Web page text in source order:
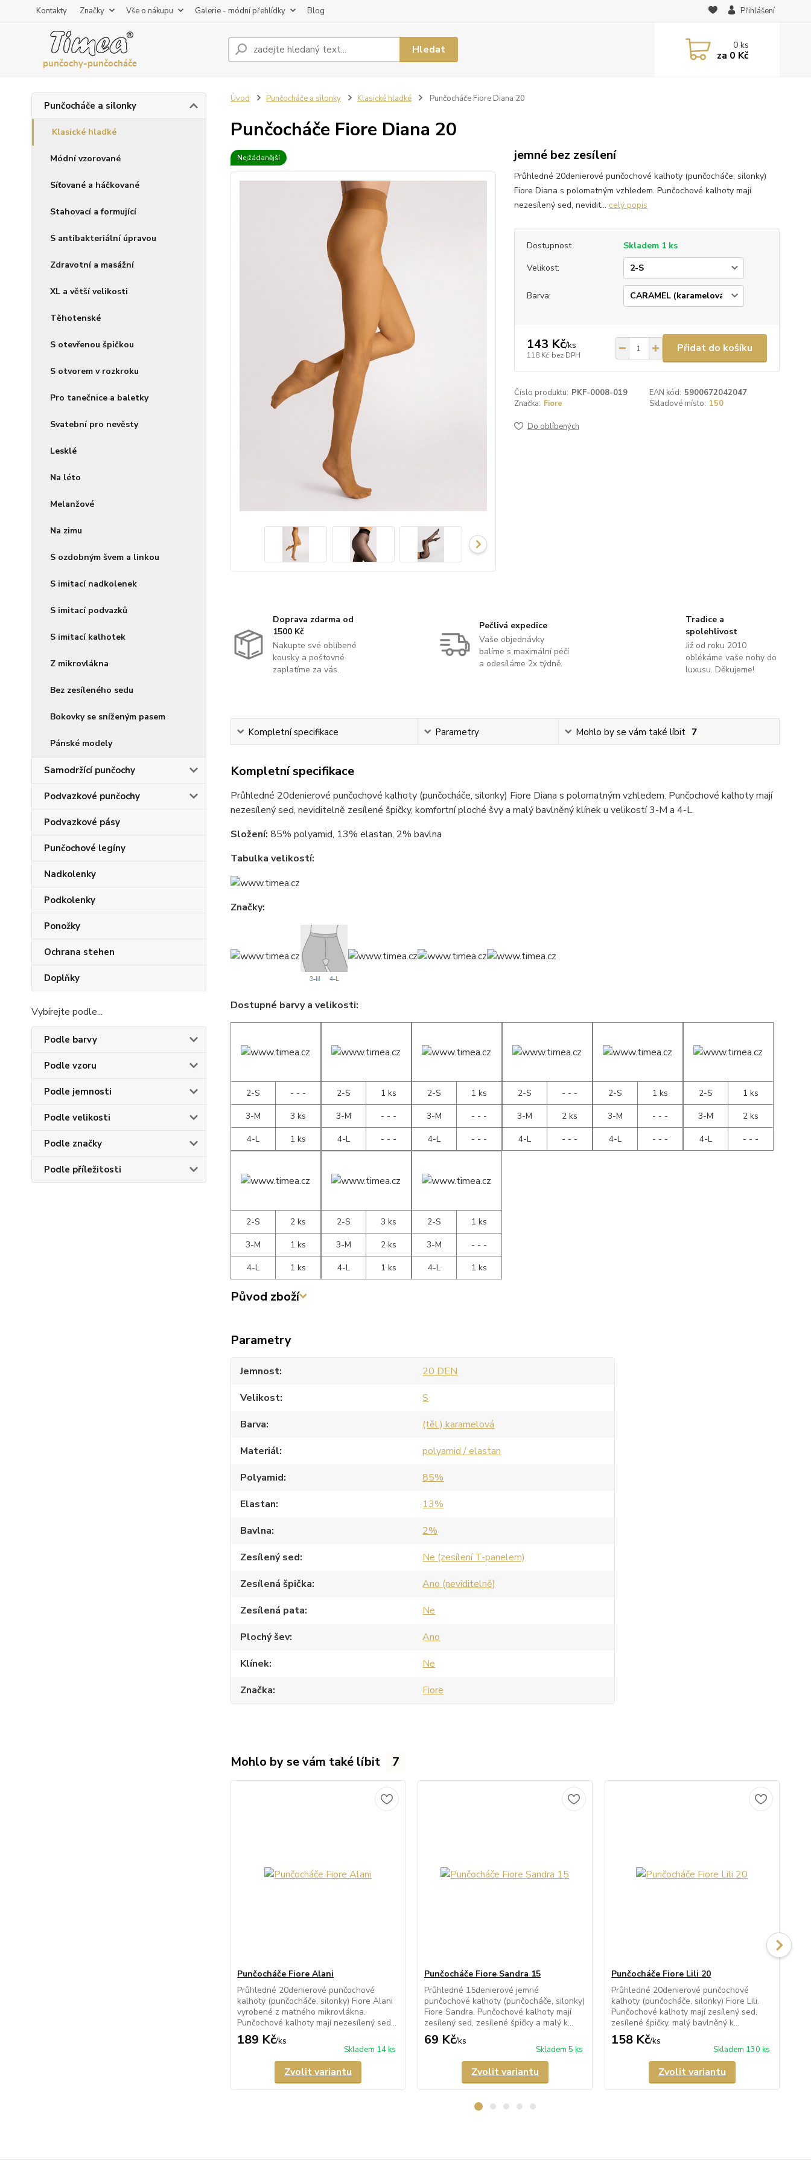
Kontakty Značky Vše o nákupu Galerie - módní přehlídky Blog Přihlášení
Hledat 0ks
za 0 Kč
Punčocháče a silonky
Klasické hladké
Módní vzorované
Síťované a háčkované
Stahovací a formující
S antibakteriální úpravou
Zdravotní a masážní
XL a větší velikosti
Těhotenské
S otevřenou špičkou
S otvorem v rozkroku
Pro tanečnice a baletky
Svatební pro nevěsty
Lesklé
Na léto
Melanžové
Na zimu
S ozdobným švem a linkou
S imitací nadkolenek
S imitací podvazků
S imitací kalhotek
Z mikrovlákna
Bez zesíleného sedu
Bokovky se sníženým pasem
Pánské modely
Samodržící punčochy
Podvazkové punčochy
Podvazkové pásy
Punčochové legíny
Nadkolenky
Podkolenky
Ponožky
Ochrana stehen
Doplňky
Vybírejte podle...
Podle barvy
Podle vzoru
Podle jemnosti
Podle velikosti
Podle značky
Podle příležitosti
Úvod Punčocháče a silonky Klasické hladké Punčocháče Fiore Diana 20
Punčocháče Fiore Diana 20
Nejžádanější jemné bez zesílení
Průhledné 20denierové punčochové kalhoty (punčocháče, silonky)
Fiore Diana s polomatným vzhledem. Punčochové kalhoty mají
nezesílený sed, nevidit... celý popis
Dostupnost
Skladem 1 ks
Velikost:
Barva:
143 Kč/ks
118 Kč bez DPH
Přidat do košíku
Číslo produktu: PKF-0008-019 EAN kód: 5900672042047
Značka: Fiore Skladové místo: 150
Do oblíbených
Doprava zdarma od
1500 Kč
Nakupte své oblíbené
kousky a poštovné
zaplatíme za vás.
Pečlivá expedice
Vaše objednávky
balíme s maximální péčí
a odesíláme 2x týdně.
Tradice a
spolehlivost
Již od roku 2010
oblékáme vaše nohy do
luxusu. Děkujeme!
Kompletní specifikace Parametry Mohlo by se vám také líbit 7
Kompletní specifikace
Průhledné 20denierové punčochové kalhoty (punčocháče, silonky) Fiore Diana s polomatným vzhledem. Punčochové kalhoty mají
nezesílený sed, neviditelně zesílené špičky, komfortní ploché švy a malý bavlněný klínek u velikostí 3-M a 4-L.
Složení: 85% polyamid, 13% elastan, 2% bavlna
Tabulka velikostí:
Značky:
Dostupné barvy a velikosti:
2-S
- - -
3-M
3 ks
4-L
1 ks
2-S
1 ks
3-M
- - -
4-L
- - -
2-S
1 ks
3-M
- - -
4-L
- - -
2-S
- - -
3-M
2 ks
4-L
- - -
2-S
1 ks
3-M
- - -
4-L
- - -
2-S
1 ks
3-M
2 ks
4-L
- - -
2-S
2 ks
3-M
1 ks
4-L
1 ks
2-S
3 ks
3-M
2 ks
4-L
1 ks
2-S
1 ks
3-M
- - -
4-L
1 ks
Původ zboží
Parametry
Jemnost
20 DEN
Velikost
S
Barva
(těl.) karamelová
Materiál
polyamid / elastan
Polyamid
85%
Elastan
13%
Bavlna
2%
Zesílený sed
Ne (zesílení T-panelem)
Zesílená špička
Ano (neviditelně)
Zesílená pata
Ne
Plochý šev
Ano
Klínek
Ne
Značka
Fiore
Mohlo by se vám také líbit 7
Punčocháče Fiore Alani
Průhledné 20denierové punčochové
kalhoty (punčocháče, silonky) Fiore Alani
vyrobené z matného mikrovlákna.
Punčochové kalhoty mají nezesílený sed...
189 Kč/ks
Skladem 14 ks
Zvolit variantu
Punčocháče Fiore Sandra 15
Průhledné 15denierové jemné
punčochové kalhoty (punčocháče, silonky)
Fiore Sandra. Punčochové kalhoty mají
zesílený sed, zesílené špičky a malý k...
69 Kč/ks
Skladem 5 ks
Zvolit variantu
Punčocháče Fiore Lili 20
Průhledné 20denierové punčochové
kalhoty (punčocháče, silonky) Fiore Lili.
Punčochové kalhoty mají zesílený sed,
zesílené špičky, malý bavlněný k...
158 Kč/ks
Skladem 130 ks
Zvolit variantu